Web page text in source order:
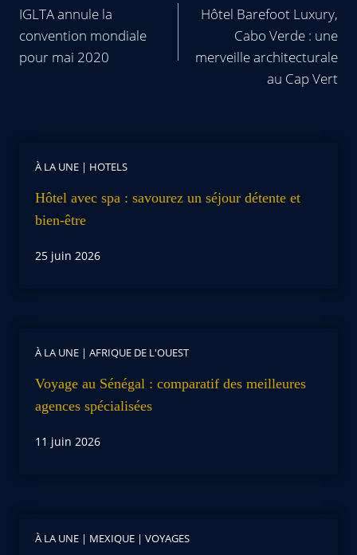
IGLTA annule la
convention mondiale
pour mai 2020
Hôtel Barefoot Luxury,
Cabo Verde : une
merveille architecturale
au Cap Vert
À LA UNE | HOTELS
Hôtel avec spa : savourez un séjour détente et
bien-être
25 juin 2026
À LA UNE | AFRIQUE DE L'OUEST
Voyage au Sénégal : comparatif des meilleures
agences spécialisées
11 juin 2026
À LA UNE | MEXIQUE | VOYAGES